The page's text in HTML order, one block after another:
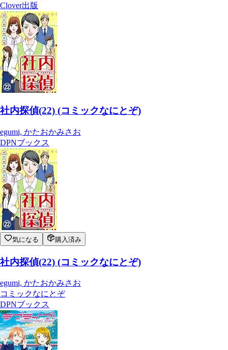
Clover出版
社内探偵(22) (コミックなにとぞ)
egumi, かたおかみさお
DPNブックス
気になる 購入済み
社内探偵(22) (コミックなにとぞ)
egumi, かたおかみさお
コミックなにとぞ
DPNブックス